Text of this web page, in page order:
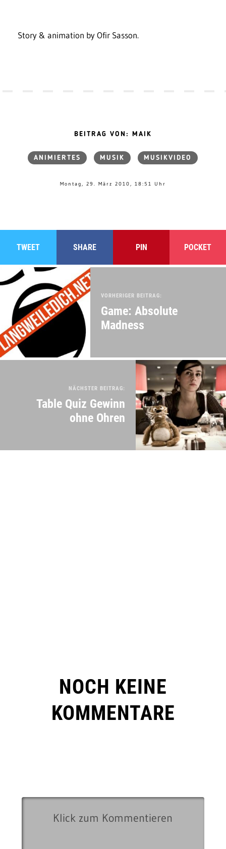
Story & animation by Ofir Sasson.
BEITRAG VON: MAIK
ANIMIERTES MUSIK MUSIKVIDEO
Montag, 29. März 2010, 18:51 Uhr
TWEET SHARE PIN POCKET
VORHERIGER BEITRAG:
Game: Absolute
Madness
NÄCHSTER BEITRAG:
Table Quiz Gewinn
ohne Ohren
NOCH KEINE
KOMMENTARE